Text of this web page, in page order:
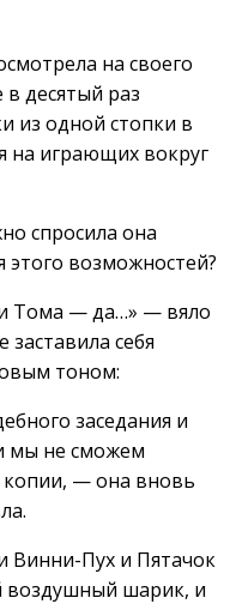
на своего
десятый раз
из одной стопки в
на играющих вокруг
спросила она
возможностей?
Тома — да…» — вяло
себя
тоном:
заседания и
мы не сможем
— она вновь
Винни-Пух и Пятачок
воздушный шарик, и